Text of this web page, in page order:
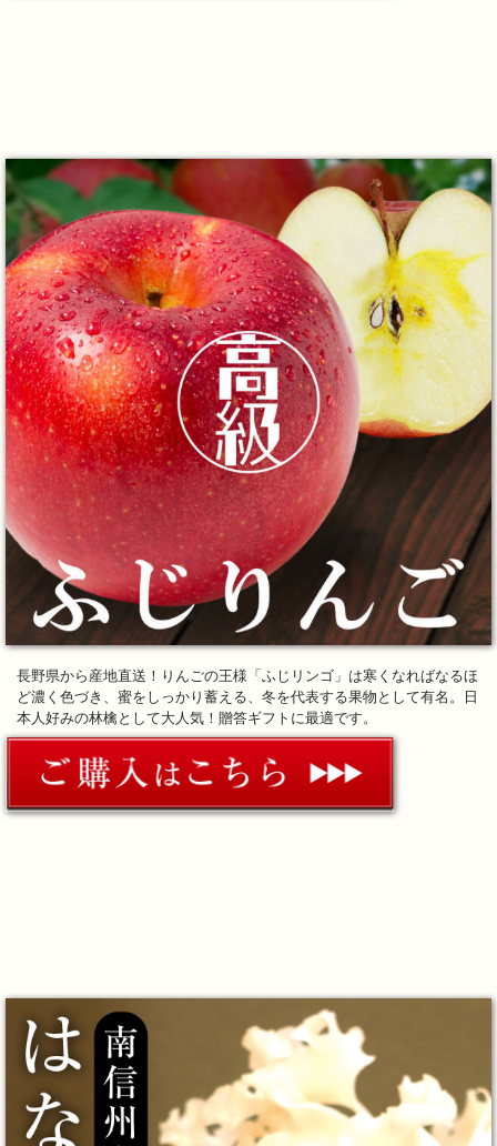
長野県から産地直送！りんごの王様「ふじリンゴ」は寒くなればなるほ
ど濃く色づき、蜜をしっかり蓄える、冬を代表する果物として有名。日
本人好みの林檎として大人気！贈答ギフトに最適です。